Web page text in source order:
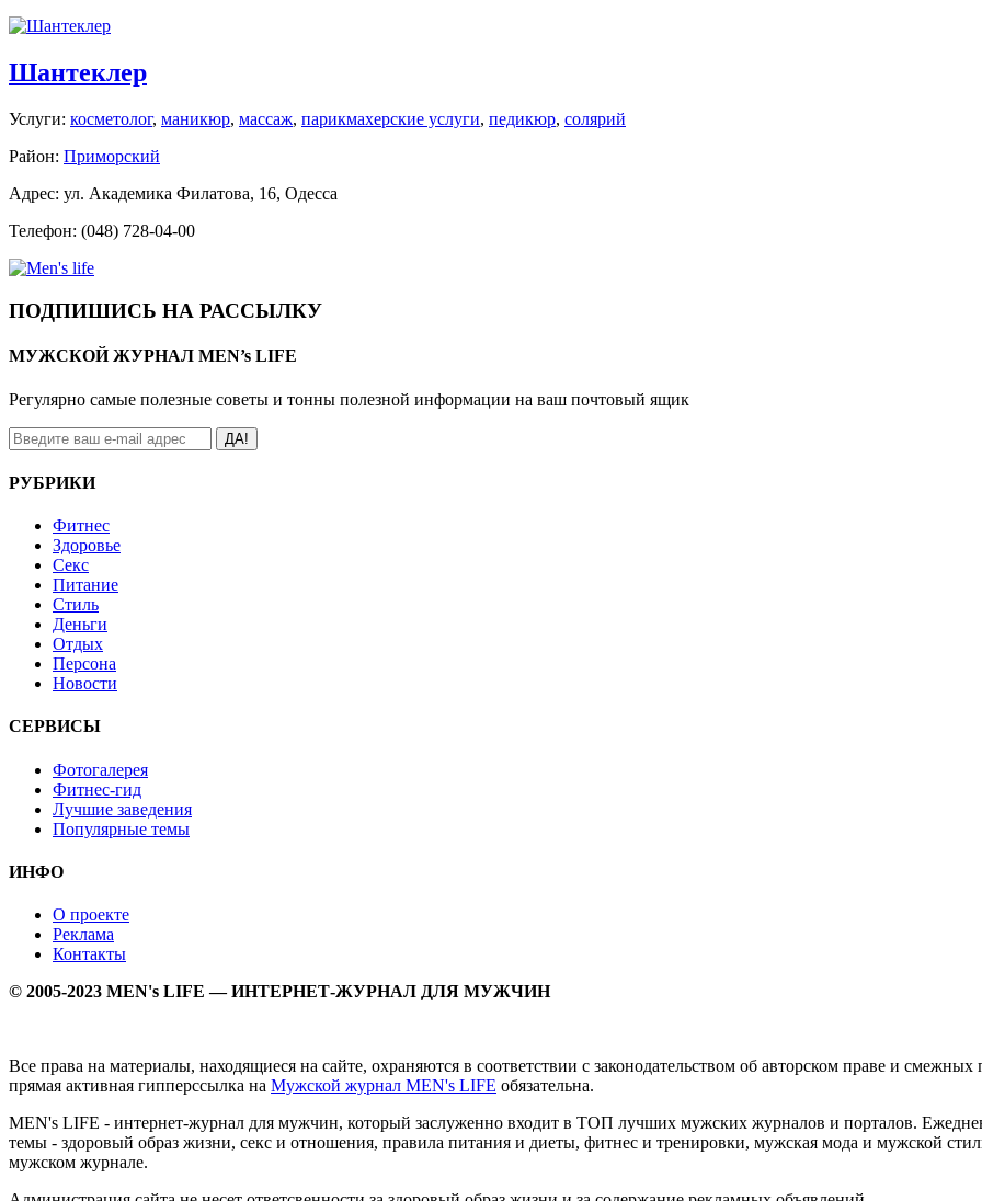
Шантеклер
Услуги: косметолог, маникюр, массаж, парикмахерские услуги, педикюр, солярий
Район: Приморский
Адрес: ул. Академика Филатова, 16, Одесса
Телефон: (048) 728-04-00
ПОДПИШИСЬ НА РАССЫЛКУ
МУЖСКОЙ ЖУРНАЛ MEN’s LIFE
Регулярно самые полезные советы и тонны полезной информации на ваш почтовый ящик
ДА!
РУБРИКИ
Фитнес
Здоровье
Секс
Питание
Стиль
Деньги
Отдых
Персона
Новости
СЕРВИСЫ
Фотогалерея
Фитнес-гид
Лучшие заведения
Популярные темы
ИНФО
О проекте
Реклама
Контакты
© 2005-2023 MEN's LIFE — ИНТЕРНЕТ-ЖУРНАЛ ДЛЯ МУЖЧИН
Все права на материалы, находящиеся на сайте, охраняются в соответствии с законодательством об авторском праве и
прямая активная гипперссылка на Мужской журнал MEN's LIFE обязательна.
MEN's LIFE - интернет-журнал для мужчин, который заслуженно входит в ТОП лучших мужских журналов и порталов.
темы - здоровый образ жизни, секс и отношения, правила питания и диеты, фитнес и тренировки, мужская мода и мужской
мужском журнале.